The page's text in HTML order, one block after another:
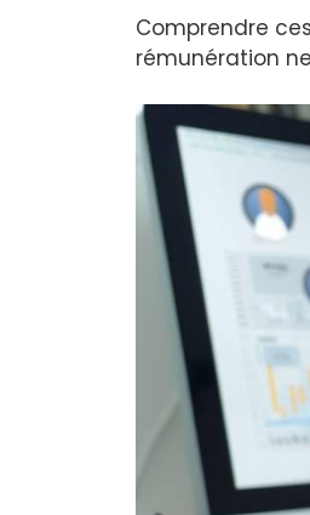
Comprendre
rémunération